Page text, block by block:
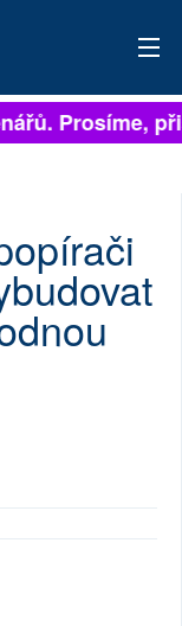
Prosíme,